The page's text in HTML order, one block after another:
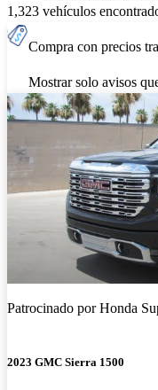
1,323 vehículos
Compra con precios
Mostrar solo avisos
Patrocinado porHonda
2023 GMC Sierra 1500